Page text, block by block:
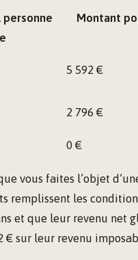
Montant
5 592 €
2 796 €
0 €
vous faites l’objet
remplissent les
et que leur revenu net
€ sur leur revenu